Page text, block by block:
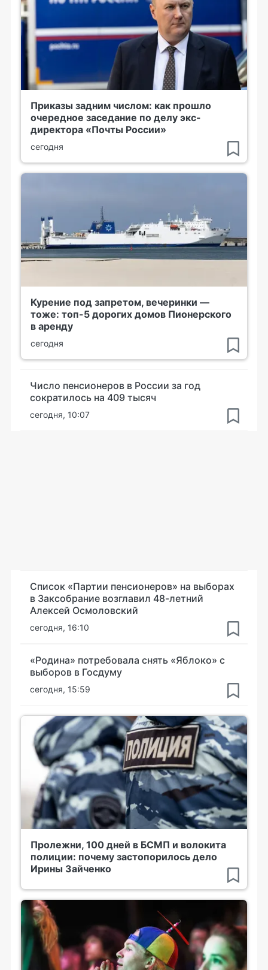
Приказы задним числом: как прошло
очередное заседание по делу экс-
директора «Почты России»
сегодня
Курение под запретом, вечеринки —
тоже: топ-5 дорогих домов Пионерского
в аренду
сегодня
Число пенсионеров в России за год
сократилось на 409 тысяч
сегодня, 10:07
Список «Партии пенсионеров» на выборах
в Заксобрание возглавил 48-летний
Алексей Осмоловский
сегодня, 16:10
«Родина» потребовала снять «Яблоко» с
выборов в Госдуму
сегодня, 15:59
Пролежни, 100 дней в БСМП и волокита
полиции: почему застопорилось дело
Ирины Зайченко